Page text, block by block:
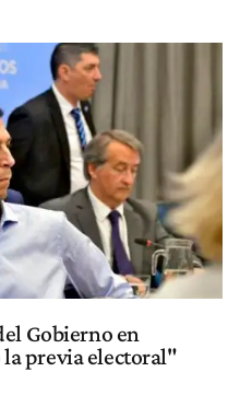
Gobierno en
previa electoral"